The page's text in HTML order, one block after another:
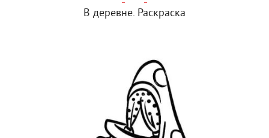
В деревне. Раскраска